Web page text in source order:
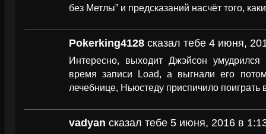
без Метлы” и предсказаний насчёт того,
Pokerking4128 сказал тебе 4 июня,
Интересно, выходит Джэйсон
время записи Load, а выгнали его
лечебнице, Ньюстеду приспичило поиграть
vadyan сказал тебе 5 июня, 2016 в